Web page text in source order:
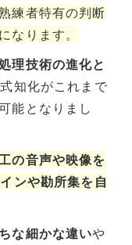
練者特有の判断
なります。
理技術の進化と
知化がこれまで
能となりまし
の音声や映像を
ンや勘所集を自
な細かな違いや